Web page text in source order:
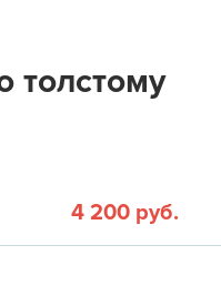
толстому
4 200 руб.